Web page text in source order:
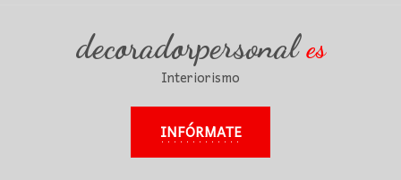
decoradorpersonales
Interiorismo
INFÓRMATE